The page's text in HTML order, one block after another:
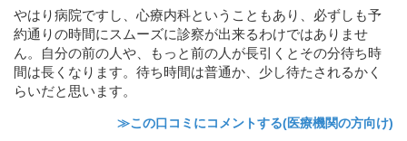
やはり病院ですし、心療内科ということもあり、必ずしも予
約通りの時間にスムーズに診察が出来るわけではありませ
ん。自分の前の人や、もっと前の人が長引くとその分待ち時
間は長くなります。待ち時間は普通か、少し待たされるかく
らいだと思います。
≫この口コミにコメントする(医療機関の方向け)